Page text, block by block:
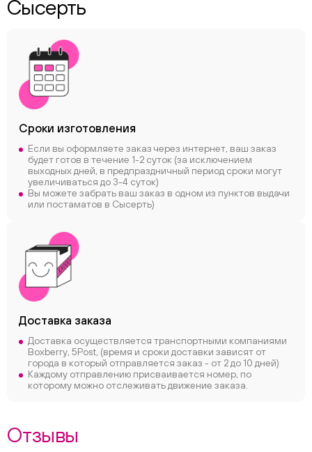
Сысерть
Сроки изготовления
Если вы оформляете заказ через интернет, ваш заказ
будет готов в течение 1-2 суток (за исключением
выходных дней, в предпраздничный период сроки могут
увеличиваться до 3-4 суток)
Вы можете забрать ваш заказ в одном из пунктов выдачи
или постаматов в Сысерть)
Доставка заказа
Доставка осуществляется транспортными компаниями
Boxberry, 5Post, (время и сроки доставки зависят от
города в который отправляется заказ - от 2 до 10 дней)
Каждому отправлению присваивается номер, по
которому можно отслеживать движение заказа.
Отзывы